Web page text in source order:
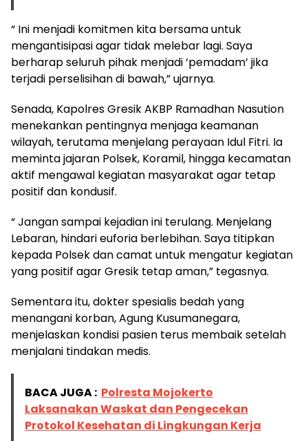
“ Ini menjadi komitmen kita bersama untuk
mengantisipasi agar tidak melebar lagi. Saya
berharap seluruh pihak menjadi ‘pemadam’ jika
terjadi perselisihan di bawah,” ujarnya.
Senada, Kapolres Gresik AKBP Ramadhan Nasution
menekankan pentingnya menjaga keamanan
wilayah, terutama menjelang perayaan Idul Fitri. Ia
meminta jajaran Polsek, Koramil, hingga kecamatan
aktif mengawal kegiatan masyarakat agar tetap
positif dan kondusif.
“ Jangan sampai kejadian ini terulang. Menjelang
Lebaran, hindari euforia berlebihan. Saya titipkan
kepada Polsek dan camat untuk mengatur kegiatan
yang positif agar Gresik tetap aman,” tegasnya.
Sementara itu, dokter spesialis bedah yang
menangani korban, Agung Kusumanegara,
menjelaskan kondisi pasien terus membaik setelah
menjalani tindakan medis.
BACA JUGA : Polresta Mojokerto
Laksanakan Waskat dan Pengecekan
Protokol Kesehatan di Lingkungan Kerja